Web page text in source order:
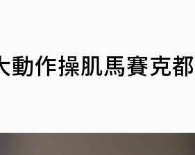
作操肌馬賽克